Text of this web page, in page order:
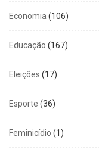
Economia (106)
Educação (167)
Eleições (17)
Esporte (36)
Feminicídio (1)